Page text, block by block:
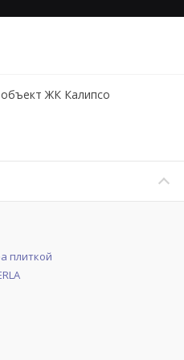
ЖК Калипсо
плиткой